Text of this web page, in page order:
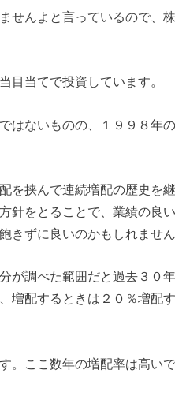
せんよと言っているので、
目当てで投資しています。
はないものの、１９９８年
を挟んで連続増配の歴史を
針をとることで、業績の良
きずに良いのかもしれません
が調べた範囲だと過去３０
増配するときは２０％増配
。ここ数年の増配率は高い